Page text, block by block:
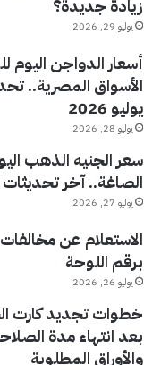
زيادة جديدة؟
يوليو 29, 2026
أسعار الدواجن اليوم
يوليو 2026
يوليو 28, 2026
سعر الجنيه الذهب
الصاغة.. آخر تحديثات
يوليو 27, 2026
برقم اللوحة
يوليو 26, 2026
خطوات تجديد كارت
بعد انتهاء مدة
والأوراق المطلوبة